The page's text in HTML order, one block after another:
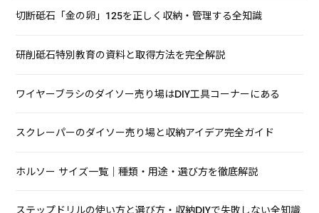
切断砥石「金の卵」125を正しく収納・管理する全知識
研削砥石特別教育の資料と取得方法を完全解説
ワイヤーブラシのダイソー売り場はDIY工具コーナーにある
スクレーパーのダイソー売り場と収納アイデア完全ガイド
ホルソー サイズ一覧｜種類・用途・選び方を徹底解説